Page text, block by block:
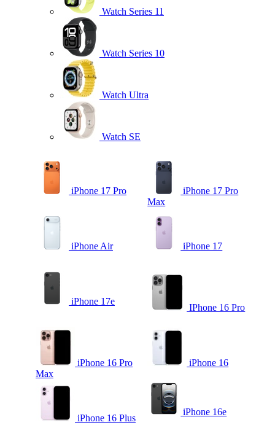
Watch Series 11
Watch Series 10
Watch Ultra
Watch SE
iPhone 17 Pro
iPhone 17 Pro
Max
iPhone Air iPhone 17
iPhone 17e
IPhone 16 Pro
iPhone 16 Pro
Max
iPhone 16
iPhone 16 Plus
iPhone 16e